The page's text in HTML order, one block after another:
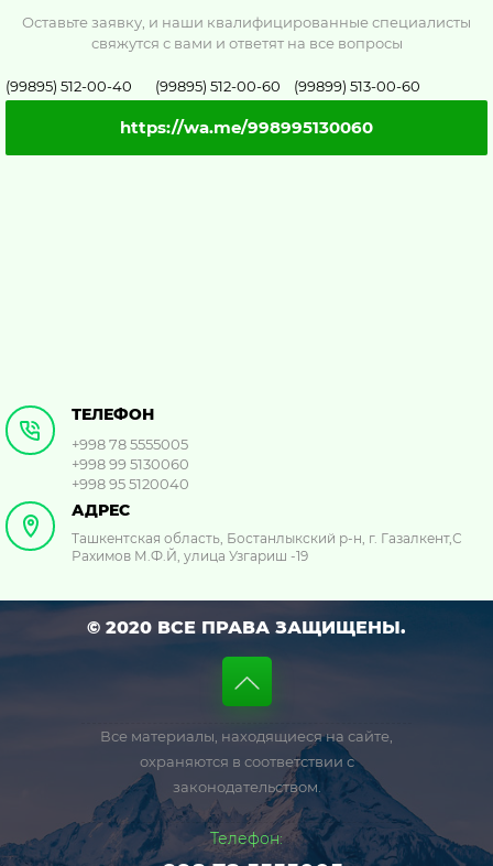
Оставьте заявку, и наши квалифицированные специалисты
свяжутся с вами и ответят на все вопросы
(99895) 512-00-40 (99895) 512-00-60 (99899) 513-00-60
https://wa.me/998995130060
ТЕЛЕФОН
+998 78 5555005
+998 99 5130060
+998 95 5120040
АДРЕС
Ташкентская область, Бостанлыкский р-н, г. Газалкент,С
Рахимов М.Ф.Й, улица Узгариш -19
© 2020 ВСЕ ПРАВА ЗАЩИЩЕНЫ.
Все материалы, находящиеся на сайте,
охраняются в соответствии с
законодательством.
Телефон: